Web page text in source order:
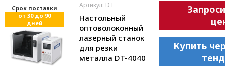
Cрок поставки
от 30 до 90
дней
Артикул: DT
Настольный
оптоволоконный
лазерный станок
для резки
металла DT-4040
Купить